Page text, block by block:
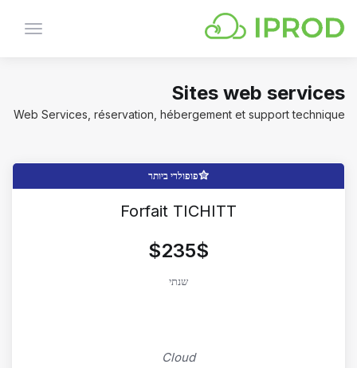
הפעלת
Sites web services
Web Services, réservation, hébergement et support technique
פופולרי ביותר
Forfait TICHITT
$235$
שנתי
Cloud